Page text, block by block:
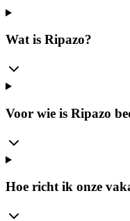
Wat is Ripazo?
Voor wie is Ripazo
Hoe richt ik onze